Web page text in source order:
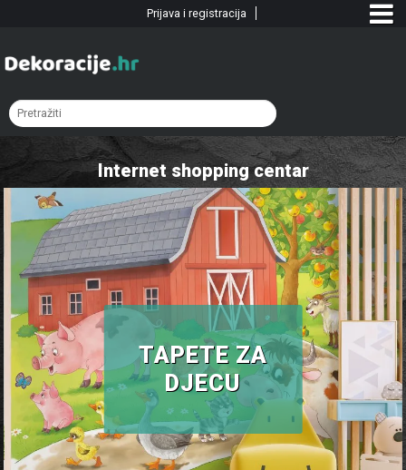
Internet shopping centar
TAPETE ZA
DJECU
Prijava i registracija